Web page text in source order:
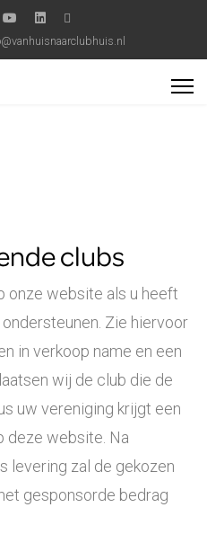
clubs
onze website als u heeft
Zie hiervoor
in verkoop name en een
wij de club die de
uw vereniging krijgt een
deze website. Na
levering zal de gekozen
gesponsorde bedrag